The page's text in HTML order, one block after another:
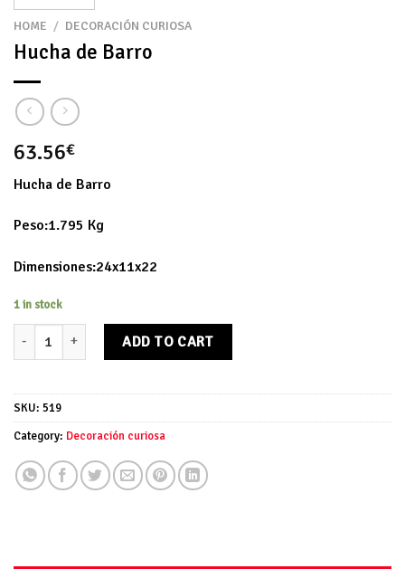
HOME / DECORACIÓN CURIOSA
Hucha de Barro
63.56€
Hucha de Barro
Peso:1.795 Kg
Dimensiones:24x11x22
1 in stock
Hucha de Barro quantityADD TO CART
SKU: 519
Category: Decoración curiosa